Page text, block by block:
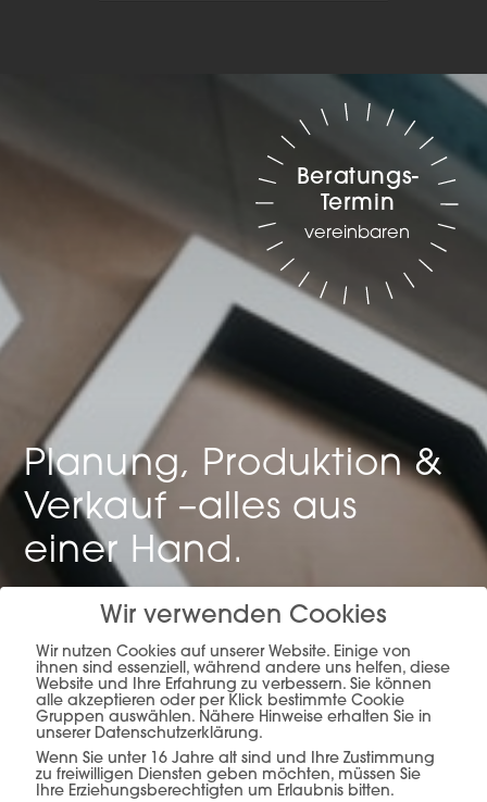
Planung, Produktion &
Verkauf –alles aus
einer Hand.
mehr erfahren
Beratungs-
Termin
vereinbaren
Wir verwenden Cookies
Wir nutzen Cookies auf unserer Website. Einige von
ihnen sind essenziell, während andere uns helfen, diese
Website und Ihre Erfahrung zu verbessern. Sie können
alle akzeptieren oder per Klick bestimmte Cookie
Gruppen auswählen. Nähere Hinweise erhalten Sie in
unserer Datenschutzerklärung.
Wenn Sie unter 16 Jahre alt sind und Ihre Zustimmung
zu freiwilligen Diensten geben möchten, müssen Sie
Ihre Erziehungsberechtigten um Erlaubnis bitten.